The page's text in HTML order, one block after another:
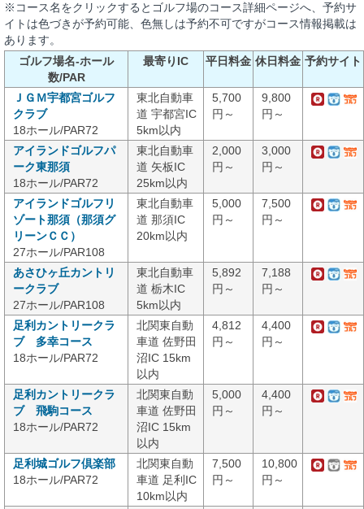
※コース名をクリックするとゴルフ場のコース詳細ページへ、予約サ
イトは色づきが予約可能、色無しは予約不可ですがコース情報掲載は
あります。
ゴルフ場名-ホール
数/PAR
最寄りIC 平日料金 休日料金 予約サイト
ＪＧＭ宇都宮ゴルフ
クラブ
18ホール/PAR72
東北自動車
道 宇都宮IC
5km以内
5,700
円～
9,800
円～
アイランドゴルフパ
ーク東那須
18ホール/PAR72
東北自動車
道 矢板IC
25km以内
2,000
円～
3,000
円～
アイランドゴルフリ
ゾート那須（那須グ
リーンＣＣ）
27ホール/PAR108
東北自動車
道 那須IC
20km以内
5,000
円～
7,500
円～
あさひヶ丘カントリ
ークラブ
27ホール/PAR108
東北自動車
道 栃木IC
5km以内
5,892
円～
7,188
円～
足利カントリークラ
ブ 多幸コース
18ホール/PAR72
北関東自動
車道 佐野田
沼IC 15km
以内
4,812
円～
4,400
円～
足利カントリークラ
ブ 飛駒コース
18ホール/PAR72
北関東自動
車道 佐野田
沼IC 15km
以内
5,000
円～
4,400
円～
足利城ゴルフ倶楽部
18ホール/PAR72
北関東自動
車道 足利IC
10km以内
7,500
円～
10,800
円～